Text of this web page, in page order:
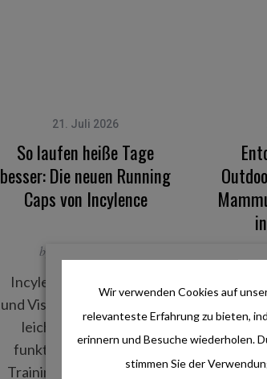
21. Juli 2026
So laufen heiße Tage
besser: Die neuen Running
Caps von Incylence
by
Incylence Running Caps
und Visors für heiße Läufe:
leicht, atmungsaktiv,
funktional und ideal für
Training, Wettkampf und
Vom
bis
Wir verwenden Cookies auf
relevanteste Erfahrung zu bieten,
erinnern und Besuche wiederholen.
stimmen Sie der